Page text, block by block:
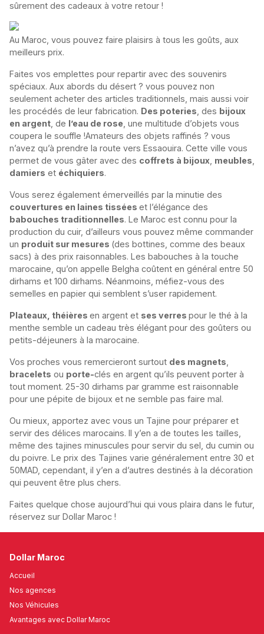
sûrement des cadeaux à votre retour !
Au Maroc, vous pouvez faire plaisirs à tous les goûts, aux
meilleurs prix.
Faites vos emplettes pour repartir avec des souvenirs
spéciaux. Aux abords du désert ? vous pouvez non
seulement acheter des articles traditionnels, mais aussi voir
les procédés de leur fabrication. Des poteries , des bijoux
en argent , de l’eau de rose , une multitude d’objets vous
coupera le souffle !Amateurs des objets raffinés ? vous
n’avez qu’à prendre la route vers Essaouira. Cette ville vous
permet de vous gâter avec des coffrets à bijoux meubles
damiers et échiquiers.
Vous serez également émerveillés par la minutie des
couvertures en laines tissées et l’élégance des
babouches traditionnelles. Le Maroc est connu pour la
production du cuir, d’ailleurs vous pouvez même commander
un produit sur mesures (des bottines, comme des beaux
sacs) à des prix raisonnables. Les babouches à la touche
marocaine, qu’on appelle Belgha coûtent en général entre 50
dirhams et 100 dirhams. Néanmoins, méfiez-vous des
semelles en papier qui semblent s’user rapidement.
Plateaux, théières en argent et ses verres pour le thé à la
menthe semble un cadeau très élégant pour des goûters ou
petits-déjeuners à la marocaine.
Vos proches vous remercieront surtout des magnets
bracelets ou porte-clés en argent qu’ils peuvent porter à
tout moment. 25-30 dirhams par gramme est raisonnable
pour une pépite de bijoux et ne semble pas faire mal.
Ou mieux, apportez avec vous un Tajine pour préparer et
servir des délices marocains. Il y’en a de toutes les tailles,
même des tajines minuscules pour servir du sel, du cumin ou
du poivre. Le prix des Tajines varie généralement entre 30 et
50MAD, cependant, il y’en a d’autres destinés à la décoration
qui peuvent être plus chers.
Faites quelque chose aujourd’hui qui vous plaira dans le futur,
réservez sur Dollar Maroc !
Dollar Maroc
Accueil
Nos agences
Nos Véhicules
Avantages avec Dollar Maroc